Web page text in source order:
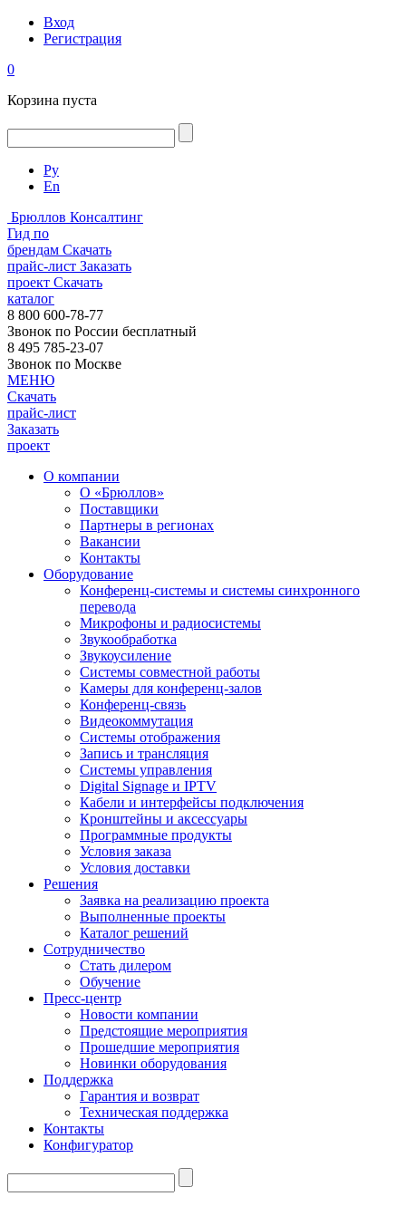
Вход
Регистрация
0
Корзина пуста
Ру
En
Брюллов Консалтинг
Гид по
брендам Скачать
прайс-лист Заказать
проект Скачать
каталог
8 800 600-78-77
Звонок по России бесплатный
8 495 785-23-07
Звонок по Москве
МЕНЮ
Скачать
прайс-лист
Заказать
проект
О компании
О «Брюллов»
Поставщики
Партнеры в регионах
Вакансии
Контакты
Оборудование
Конференц-системы и системы синхронного
перевода
Микрофоны и радиосистемы
Звукообработка
Звукоусиление
Системы совместной работы
Камеры для конференц-залов
Конференц-связь
Видеокоммутация
Системы отображения
Запись и трансляция
Системы управления
Digital Signage и IPTV
Кабели и интерфейсы подключения
Кронштейны и аксессуары
Программные продукты
Условия заказа
Условия доставки
Решения
Заявка на реализацию проекта
Выполненные проекты
Каталог решений
Сотрудничество
Стать дилером
Обучение
Пресс-центр
Новости компании
Предстоящие мероприятия
Прошедшие мероприятия
Новинки оборудования
Поддержка
Гарантия и возврат
Техническая поддержка
Контакты
Конфигуратор